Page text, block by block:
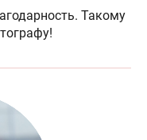
Такому